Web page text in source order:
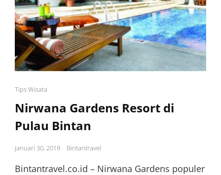
Cat
Links
Tips Wisata
Nirwana Gardens Resort di
Pulau Bintan
Posted
Januari 30, 2019 Bintantravel
Bintantravel.co.id – Nirwana Gardens populer